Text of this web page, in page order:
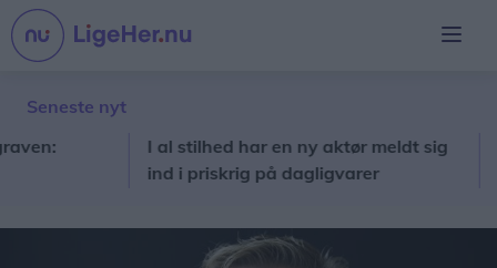
Seneste nyt
I al stilhed har en ny aktør meldt sig
ind i priskrig på dagligvarer